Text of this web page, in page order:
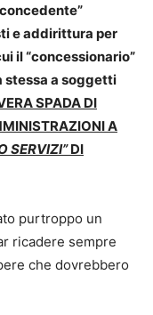
e addirittura per
il “concessionario”
stessa a soggetti
SPADA DI
A
SERVIZI”DI
purtroppo un
ricadere sempre
che dovrebbero